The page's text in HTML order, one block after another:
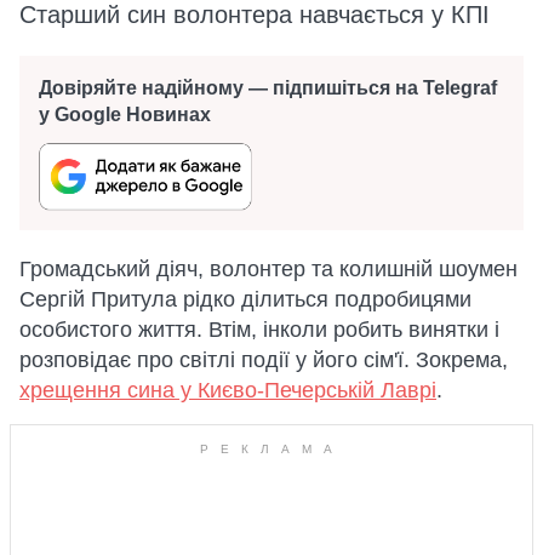
Старший син волонтера навчається у КПІ
Довіряйте надійному — підпишіться на Telegraf
у Google Новинах
Громадський діяч, волонтер та колишній шоумен
Сергій Притула рідко ділиться подробицями
особистого життя. Втім, інколи робить винятки і
розповідає про світлі події у його сім'ї. Зокрема,
хрещення сина у Києво-Печерській Лаврі.